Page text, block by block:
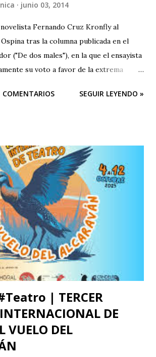
junio 03, 2014
Fernando Cruz Kronfly al
tras la columna publicada en el
("De dos males"), en la que el ensayista
su voto a favor de la extrema
la columna de Ospina . Revista Corónica
esto se afectará. Pero, la publicidad de
obliga a hablarte en público. Entonces,
tu decisión de preferir al Zorro sobre el
de estupor. No necesitabas explicarla
aterradora. Lo de menos es tu voto
eres libre y soberano. Se trata de una
supuesto, no comparto pero que
suele decirse, con educación? Pero, lo
COMENTARIOS SEGUIR LEYENDO »
| TERCER
DE
VUELO DEL